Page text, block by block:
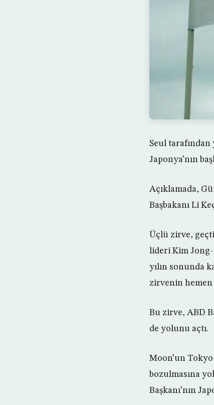
Seul
Japonya’nın
Açıklamada,
Başbakanı Li
Üçlü zirve,
lideri Kim Jong-
yılın sonunda
zirvenin hemen
Bu zirve, ABD
de yolunu açtı.
Moon’un
bozulmasına
Başkanı’nın